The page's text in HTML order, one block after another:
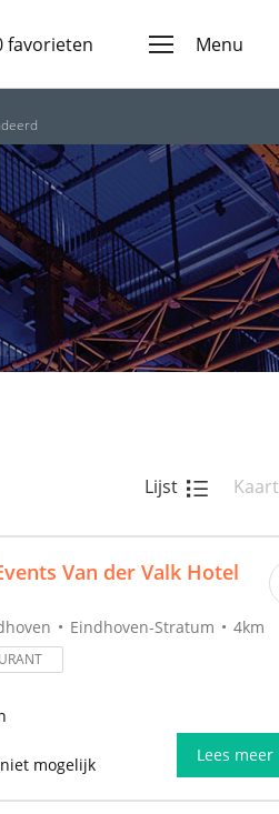
favorieten Menu
Lijst Kaart
Van der Valk Hotel
Eindhoven-Stratum 4km
mogelijk
Lees meer